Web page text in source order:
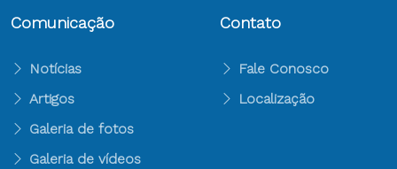
Comunicação
Notícias
Artigos
Galeria de fotos
Galeria de vídeos
Contato
Fale Conosco
Localização